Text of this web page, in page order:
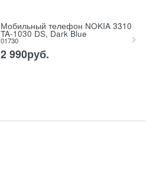
Мобильный телефон NOKIA 3310
TA-1030 DS, Dark Blue
01730
2 990руб.